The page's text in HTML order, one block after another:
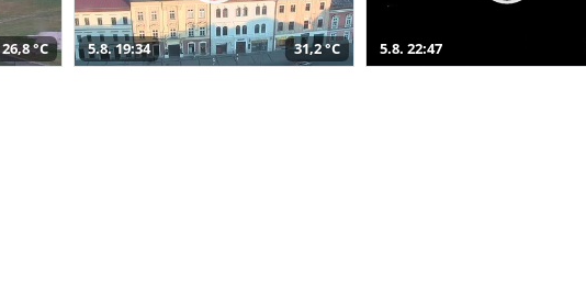
26,8 °C 5.8. 19:34 31,2 °C 5.8. 22:47